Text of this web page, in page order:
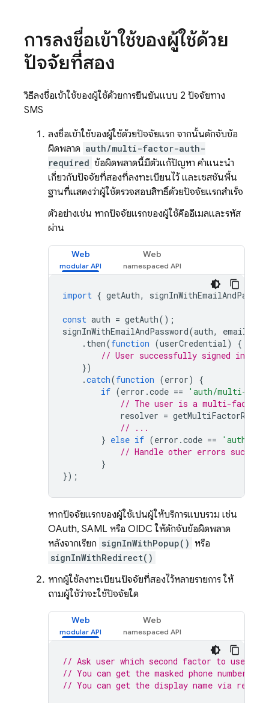
การลงชื่อเข้าใช้ของผู้ใช้ด้วย
ปัจจัยที่สอง
วิธีลงชื่อเข้าใช้ของผู้ใช้ด้วยการยืนยันแบบ 2 ปัจจัยทาง
SMS
ลงชื่อเข้าใช้ของผู้ใช้ด้วยปัจจัยแรก จากนั้นดักจับข้อ
ผิดพลาด auth/multi-factor-auth-
required ข้อผิดพลาดนี้มีตัวแก้ปัญหา คำแนะนำ
เกี่ยวกับปัจจัยที่สองที่ลงทะเบียนไว้ และเซสชันพื้น
ฐานที่แสดงว่าผู้ใช้ตรวจสอบสิทธิ์ด้วยปัจจัยแรกสำเร็จ
ตัวอย่างเช่น หากปัจจัยแรกของผู้ใช้คืออีเมลและรหัส
ผ่าน
Web Web
import { getAuth,
const auth = getAuth();
signInWithEmailAndPassword(auth, email
. then(function (userCredential)
{
// User successfully signed in
})
.catch(function (error)
{
if (error .code ==
'auth/multi-
// The user is a multi-factor
resolver =
// ...
} else if (error .code ==
'auth/
// Handle other errors such as
}
});
หากปัจจัยแรกของผู้ใช้เป็นผู้ให้บริการแบบรวม เช่น
OAuth, SAML หรือ OIDC ให้ดักจับข้อผิดพลาด
หลังจากเรียก signInWithPopup() หรือ
signInWithRedirect()
หากผู้ใช้ลงทะเบียนปัจจัยที่สองไว้หลายรายการ ให้
ถามผู้ใช้ว่าจะใช้ปัจจัยใด
Web Web
// Ask user which second factor to use.
// You can get the masked phone number
// You can get the display name via